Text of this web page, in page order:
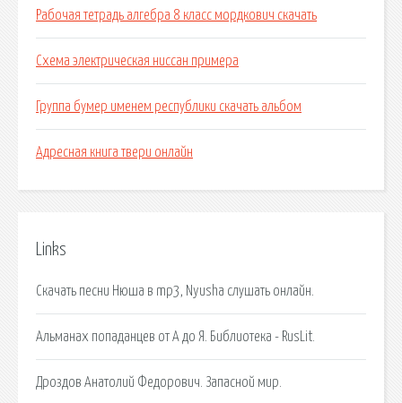
Рабочая тетрадь алгебра 8 класс мордкович скачать
Схема электрическая ниссан примера
Группа бумер именем республики скачать альбом
Адресная книга твери онлайн
Links
Скачать песни Нюша в mp3, Nyusha слушать онлайн.
Альманах попаданцев от А до Я. Библиотека - RusLit.
Дроздов Анатолий Федорович. Запасной мир.